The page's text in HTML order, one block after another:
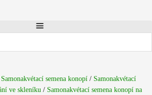
Samonakvétací semena konopí / Samonakvétací
ve skleníku / Samonakvétací semena konopí na